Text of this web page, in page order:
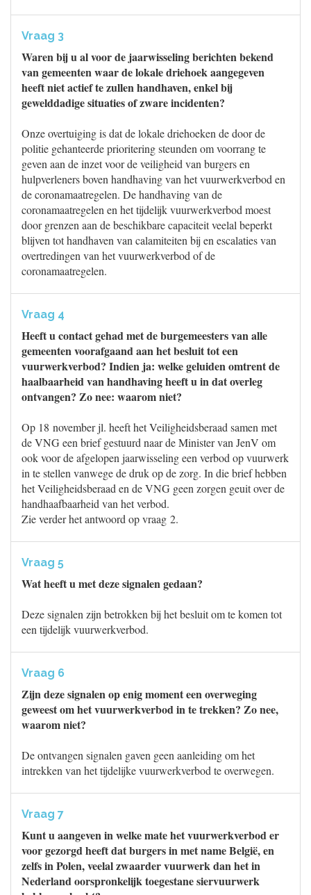
Vraag 3
Waren bij u al voor de jaarwisseling berichten bekend
van gemeenten waar de lokale driehoek aangegeven
heeft niet actief te zullen handhaven, enkel bij
gewelddadige situaties of zware incidenten?
Onze overtuiging is dat de lokale driehoeken de door de
politie gehanteerde prioritering steunden om voorrang te
geven aan de inzet voor de veiligheid van burgers en
hulpverleners boven handhaving van het vuurwerkverbod en
de coronamaatregelen. De handhaving van de
coronamaatregelen en het tijdelijk vuurwerkverbod moest
door grenzen aan de beschikbare capaciteit veelal beperkt
blijven tot handhaven van calamiteiten bij en escalaties van
overtredingen van het vuurwerkverbod of de
coronamaatregelen.
Vraag 4
Heeft u contact gehad met de burgemeesters van alle
gemeenten voorafgaand aan het besluit tot een
vuurwerkverbod? Indien ja: welke geluiden omtrent de
haalbaarheid van handhaving heeft u in dat overleg
ontvangen? Zo nee: waarom niet?
Op 18 november jl. heeft het Veiligheidsberaad samen met
de VNG een brief gestuurd naar de Minister van JenV om
ook voor de afgelopen jaarwisseling een verbod op vuurwerk
in te stellen vanwege de druk op de zorg. In die brief hebben
het Veiligheidsberaad en de VNG geen zorgen geuit over de
handhaafbaarheid van het verbod.
Zie verder het antwoord op vraag 2.
Vraag 5
Wat heeft u met deze signalen gedaan?
Deze signalen zijn betrokken bij het besluit om te komen tot
een tijdelijk vuurwerkverbod.
Vraag 6
Zijn deze signalen op enig moment een overweging
geweest om het vuurwerkverbod in te trekken? Zo nee,
waarom niet?
De ontvangen signalen gaven geen aanleiding om het
intrekken van het tijdelijke vuurwerkverbod te overwegen.
Vraag 7
Kunt u aangeven in welke mate het vuurwerkverbod er
voor gezorgd heeft dat burgers in met name België, en
zelfs in Polen, veelal zwaarder vuurwerk dan het in
Nederland oorspronkelijk toegestane siervuurwerk